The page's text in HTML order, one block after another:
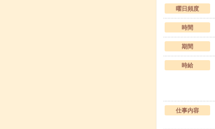
曜日頻度
時間
期間
時給
仕事内容